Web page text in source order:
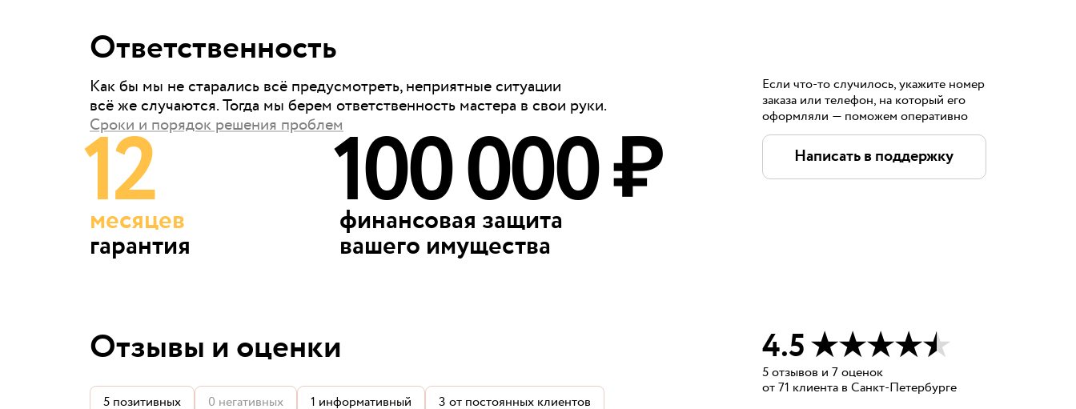
Ответственность
Как бы мы не старались всё предусмотреть, неприятные ситуации
всё же случаются. Тогда мы берем ответственность мастера в свои руки.
Сроки и порядок решения проблем
12
месяцев
гарантия
100 000 ₽
финансовая защита
вашего имущества
Если что-то случилось, укажите номер
заказа или телефон, на который его
оформляли — поможем оперативно
Написать в поддержку
Отзывы и оценки
5 позитивных 0 негативных 1 информативный 3 от постоянных клиентов
4.5
5отзывов и 7оценок
от71 клиента в Санкт-Петербурге